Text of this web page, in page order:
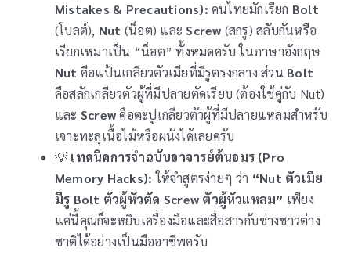
Mistakes & Precautions): คนไทยมักเรียก Bolt
(โบลต์), Nut (น็อต) และScrew (สกรู) สลับกันหรือ
เรียกเหมาเป็น “น็อต” ทั้งหมดครับ ในภาษาอังกฤษ
Nut คือแป้นเกลียวตัวเมียที่มีรูตรงกลาง ส่วน Bolt
คือสลักเกลียวตัวผู้ที่มีปลายตัดเรียบ (ต้องใช้คู่กับ Nut)
และ Screwคือตะปูเกลียวตัวผู้ที่มีปลายแหลมสำหรับ
เจาะทะลุเนื้อไม้หรือผนังได้เลยครับ
💡 เทคนิคการจำฉบับอาจารย์ต้นอมร (Pro
Memory Hacks): ให้จำสูตรง่ายๆ ว่า “Nut ตัวเมีย
มีรู Bolt ตัวผู้หัวตัด Screw ตัวผู้หัวแหลม” เพียง
แค่นี้คุณก็จะหยิบเครื่องมือและสื่อสารกับช่างชาวต่าง
ชาติได้อย่างเป็นมืออาชีพครับ